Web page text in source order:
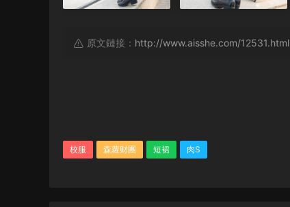
原文鏈接： http://www.aisshe.com/12531.html
校服 森蘿财團 短裙 肉S